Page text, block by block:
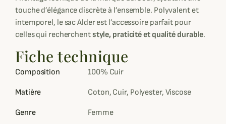
touche d’élégance discrète à l’ensemble. Polyvalent et
intemporel, le sac Alder est l’accessoire parfait pour
celles qui recherchentstyle, praticité et qualité durable.
Fiche technique
Composition 100% Cuir
Matière Coton, Cuir, Polyester, Viscose
Genre Femme